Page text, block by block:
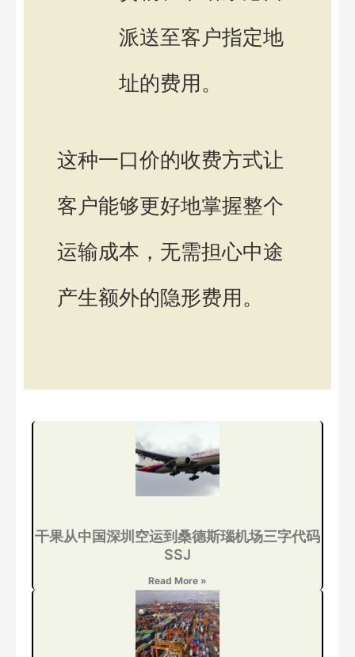
派送至客户指定地
址的费用。
这种一口价的收费方式让
客户能够更好地掌握整个
运输成本，无需担心中途
产生额外的隐形费用。
干果从中国深圳空运到桑德斯瑙机场三字代码
SSJ
Read More »